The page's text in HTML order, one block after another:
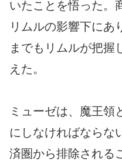
いたことを悟った。
リムルの影響下にあ
までもリムルが把握
えた。
ミューゼは、魔王領
にしなければならな
済圏から排除される